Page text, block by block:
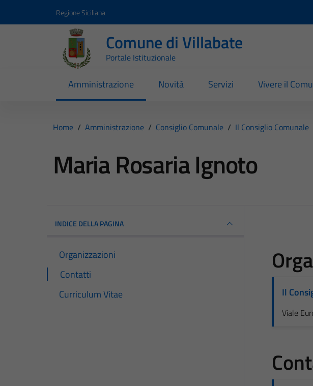
Regione Siciliana
Comune di Villabate
Portale Istituzionale
Amministrazione Novità Servizi Vivere il
Home / Amministrazione / Consiglio Comunale / Il Consiglio Comunale
Maria Rosaria Ignoto
INDICE DELLA PAGINA
Organizzazioni
Contatti
Curriculum Vitae
Il
Viale